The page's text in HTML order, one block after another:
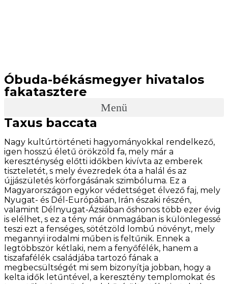
Óbuda-békásmegyer hivatalos
fakatasztere
Menü
Taxus baccata
Nagy kultúrtörténeti hagyományokkal rendelkező,
igen hosszú életű örökzöld fa, mely már a
kereszténység előtti időkben kivívta az emberek
tiszteletét, s mely évezredek óta a halál és az
újjászületés körforgásának szimbóluma. Ez a
Magyarországon egykor védettséget élvező faj, mely
Nyugat- és Dél-Európában, Irán északi részén,
valamint Délnyugat-Ázsiában őshonos több ezer évig
is elélhet, s ez a tény már önmagában is különlegessé
teszi ezt a fenséges, sötétzöld lombú növényt, mely
megannyi irodalmi műben is feltűnik. Ennek a
legtöbbször kétlaki, nem a fenyőfélék, hanem a
tiszafafélék családjába tartozó fának a
megbecsültségét mi sem bizonyítja jobban, hogy a
kelta idők letűntével, a keresztény templomokat és